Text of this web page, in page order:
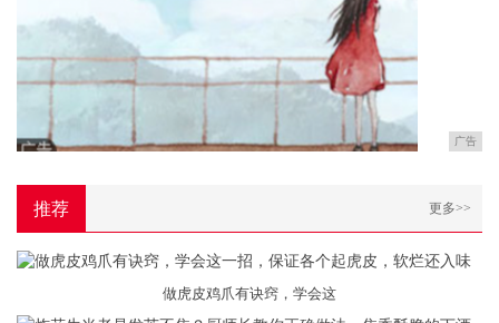
广告
推荐 更多>>
做虎皮鸡爪有诀窍，学会这